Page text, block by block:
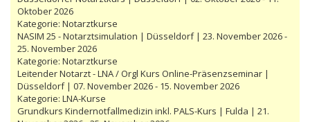
Oktober 2026
Kategorie: Notarztkurse
NASIM 25 - Notarztsimulation | Düsseldorf | 23. November 2026 -
25. November 2026
Kategorie: Notarztkurse
Leitender Notarzt - LNA / Orgl Kurs Online-Präsenzseminar |
Düsseldorf | 07. November 2026 - 15. November 2026
Kategorie: LNA-Kurse
Grundkurs Kindernotfallmedizin inkl. PALS-Kurs | Fulda | 21.